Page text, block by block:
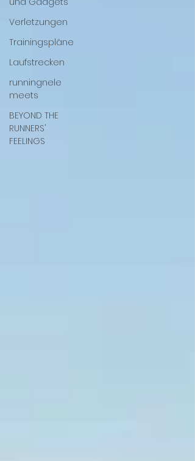
Verletzungen
Trainingspläne
Laufstrecken
runningnele
meets
BEYOND THE
RUNNERS'
FEELINGS